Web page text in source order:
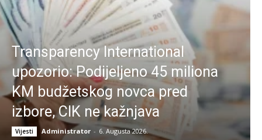
Transparency International
upozorio: Podijeljeno 45 miliona
KM budžetskog novca pred
izbore, CIK ne kažnjava
Vijesti Administrator - 6. Augusta 2026.